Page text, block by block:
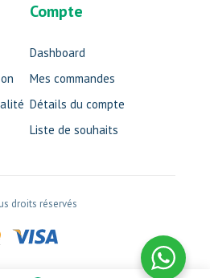
Compte
Dashboard
Mes commandes
Détails du compte
Liste de souhaits
droits réservés